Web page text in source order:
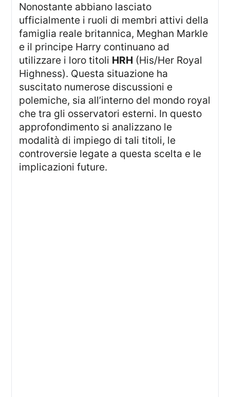
Nonostante abbiano lasciato
ufficialmente i ruoli di membri attivi della
famiglia reale britannica, Meghan Markle
e il principe Harry continuano ad
utilizzare i loro titoli HRH (His/Her Royal
Highness). Questa situazione ha
suscitato numerose discussioni e
polemiche, sia all’interno del mondo royal
che tra gli osservatori esterni. In questo
approfondimento si analizzano le
modalità di impiego di tali titoli, le
controversie legate a questa scelta e le
implicazioni future.